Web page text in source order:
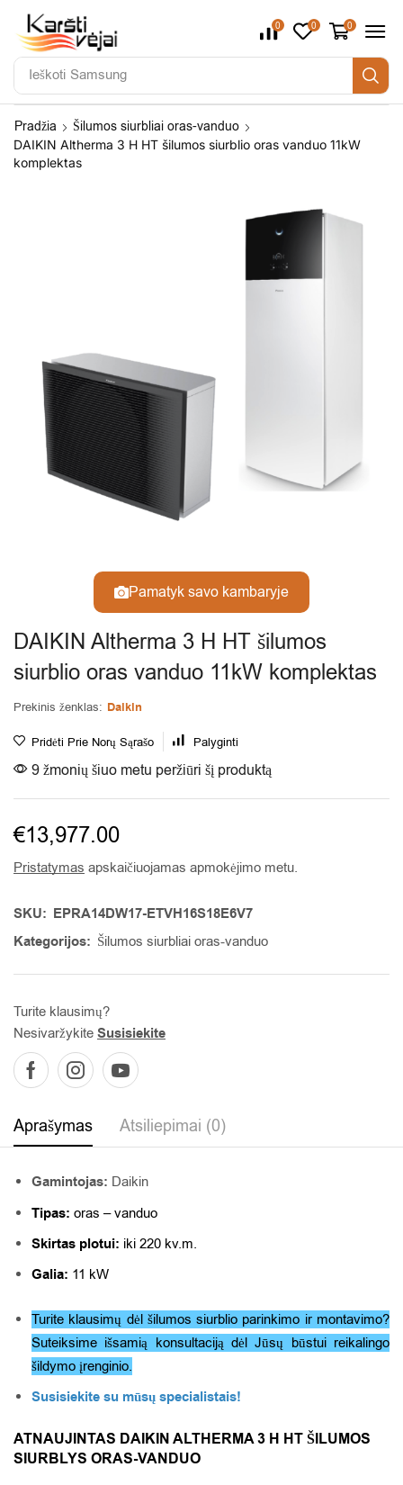
Ieškoti Samsung
0 0 0
Pradžia Šilumos siurbliai oras-vanduo
DAIKIN Altherma 3 H HT šilumos siurblio oras vanduo 11kW
komplektas
Pamatyk savo kambaryje
DAIKIN Altherma 3 H HT šilumos
siurblio oras vanduo 11kW komplektas
Prekinis ženklas: Daikin
Pridėti Prie Norų Sąrašo Palyginti
9 žmonių šiuo metu peržiūri šį produktą
€13,977.00
Pristatymas apskaičiuojamas apmokėjimo metu.
SKU: EPRA14DW17-ETVH16S18E6V7
Kategorijos: Šilumos siurbliai oras-vanduo
Turite klausimų?
Nesivaržykite Susisiekite
Aprašymas Atsiliepimai (0)
Gamintojas: Daikin
Tipas: oras – vanduo
Skirtas plotui: iki 220 kv.m.
Galia: 11 kW
Turite klausimų dėl šilumos siurblio parinkimo ir montavimo?
Suteiksime išsamią konsultaciją dėl Jūsų būstui reikalingo
šildymo įrenginio.
Susisiekite su mūsų specialistais!
ATNAUJINTAS DAIKIN ALTHERMA 3 H HT ŠILUMOS
SIURBLYS ORAS-VANDUO